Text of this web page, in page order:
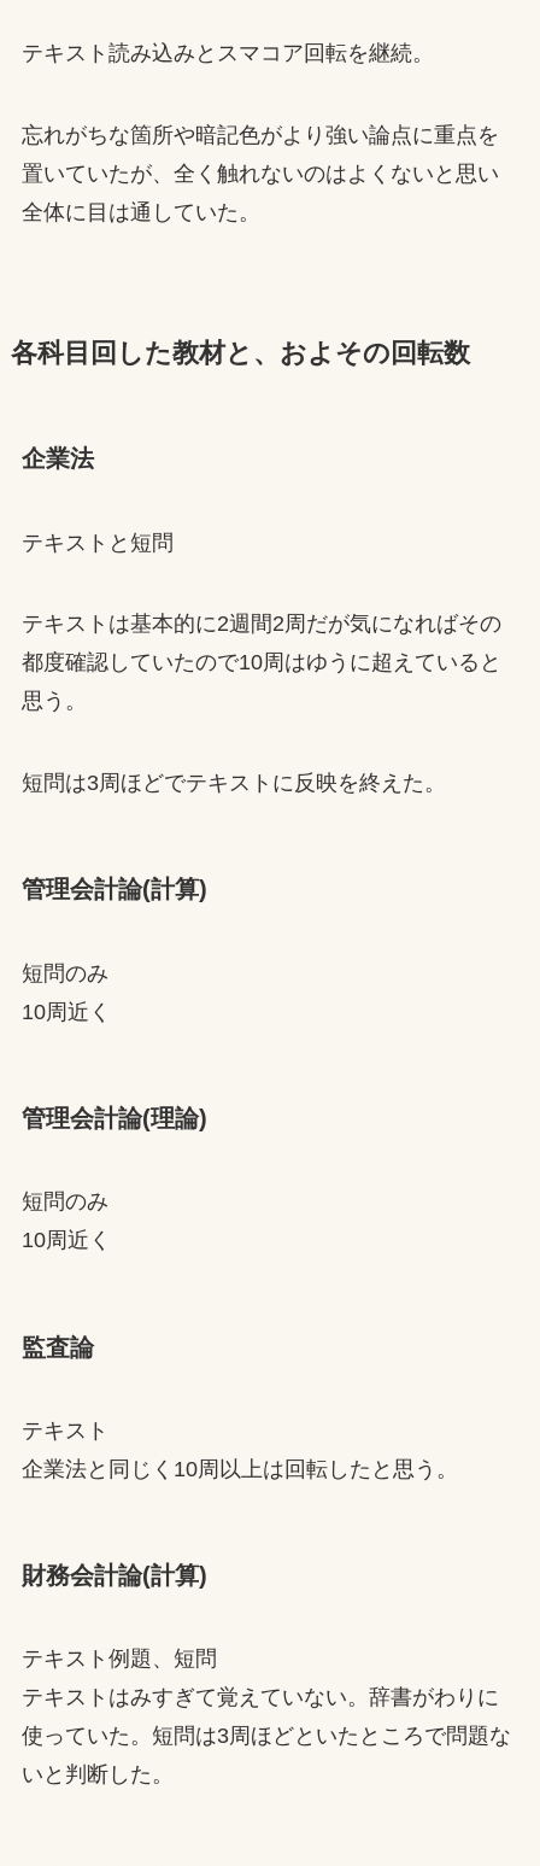
テキスト読み込みとスマコア回転を継続。
忘れがちな箇所や暗記色がより強い論点に重点を
置いていたが、全く触れないのはよくないと思い
全体に目は通していた。
各科目回した教材と、およその回転数
企業法
テキストと短問
テキストは基本的に2週間2周だが気になればその
都度確認していたので10周はゆうに超えていると
思う。
短問は3周ほどでテキストに反映を終えた。
管理会計論(計算)
短問のみ
10周近く
管理会計論(理論)
短問のみ
10周近く
監査論
テキスト
企業法と同じく10周以上は回転したと思う。
財務会計論(計算)
テキスト例題、短問
テキストはみすぎて覚えていない。辞書がわりに
使っていた。短問は3周ほどといたところで問題な
いと判断した。